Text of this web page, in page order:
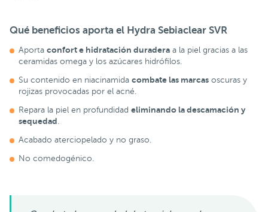
Qué beneficios aporta el Hydra Sebiaclear SVR
Aporta confort e hidratación duradera a la piel gracias a las
ceramidas omega y los azúcares hidrófilos.
Su contenido en niacinamida combate las marcas oscuras y
rojizas provocadas por el acné.
Repara la piel en profundidad eliminando la descamación y
sequedad
Acabado aterciopelado y no graso.
No comedogénico.